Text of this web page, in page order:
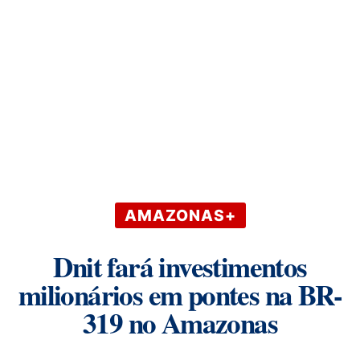
AMAZONAS+
Dnit fará investimentos
milionários em pontes na BR-
319 no Amazonas